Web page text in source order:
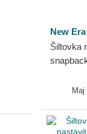
New Era
Šiltovka
Icon
MLB